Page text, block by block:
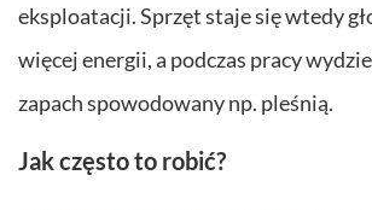
eksploatacji. Sprzęt staje się wtedy
więcej energii, a podczas pracy
zapach spowodowany np. pleśnią.
Jak często to robić?